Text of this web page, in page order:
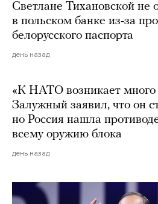
Светлане Тихановской не
в польском банке из-за
белорусского паспорта
день назад
«К НАТО возникает много
Залужный заявил, что он
но Россия нашла
всему оружию блока
день назад